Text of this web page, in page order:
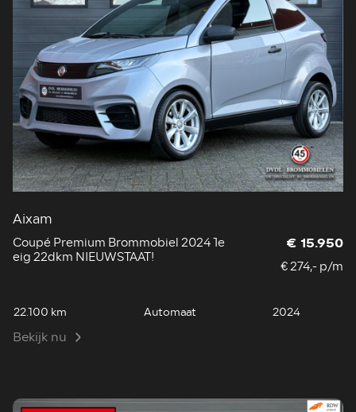
Aixam
Coupé Premium Brommobiel 2024 1e
eig 22dkm NIEUWSTAAT!
€ 15.950
€ 274,- p/m
22.100 km Automaat 2024
Bekijk nu